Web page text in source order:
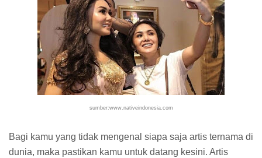
sumber:www.nativeindonesia.com
Bagi kamu yang tidak mengenal siapa saja artis ternama di
dunia, maka pastikan kamu untuk datang kesini. Artis